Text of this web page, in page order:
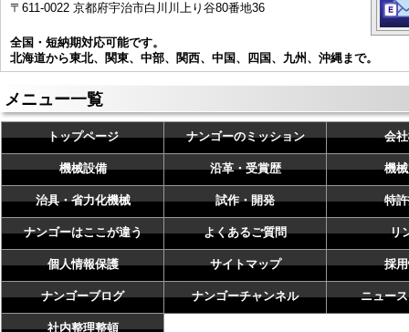
〒611-0022 京都府宇治市白川川上り谷80番地36
全国・短納期対応可能です。
北海道から東北、関東、中部、関西、中国、四国、九州、沖縄まで。
メニュー一覧
トップページ ナンゴーのミッション 会
機械設備 沿革・受賞歴 機
治具・省力化機械 試作・開発 特
ナンゴーはここが違う よくあるご質問 リ
個人情報保護 サイトマップ 採
ナンゴーブログ ナンゴーチャンネル ニュー
社内整理整頓